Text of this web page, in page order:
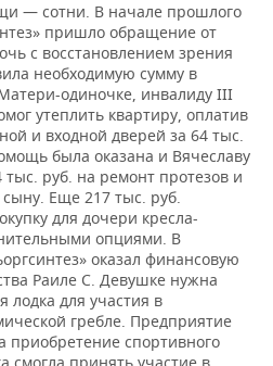
— сотни. В начале прошлого
пришло обращение от
с восстановлением зрения
необходимую сумму в
одиночке, инвалиду III
утеплить квартиру, оплатив
и входной дверей за 64 тыс.
была оказана и Вячеславу
руб. на ремонт протезов и
сыну. Еще 217 тыс. руб.
для дочери кресла-
опциями. В
оказал финансовую
Раиле С. Девушке нужна
лодка для участия в
гребле. Предприятие
приобретение спортивного